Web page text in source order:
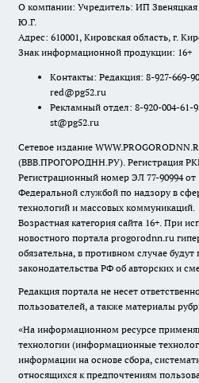
О компании: Учредитель: ИП Звеняцкая
Ю.Г.
Адрес: 610001, Кировская область, г.
Знак информационной продукции: 16+
Контакты: Редакция: 8-927-669-
red@pg52.ru
Рекламный отдел: 8-920-004-61-
st@pg52.ru
Сетевое издание
(ВВВ.ПРОГОРОДНН.РУ). Регистрация
Регистрационный номер ЭЛ 77-90994 от
Федеральной службой по надзору в
технологий и массовых коммуникаций.
Возрастная категория сайта 16+. При
новостного портала progorodnn.ru
обязательна, в противном случае
законодательства РФ об авторских и
Редакция портала не несет
пользователей, а также материалы
«На информационном ресурсе
технологии (информационные
информации на основе сбора,
относящихся к предпочтениям